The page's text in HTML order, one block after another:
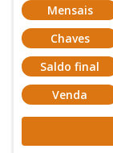
Mensais
Chaves
Saldo final
Venda